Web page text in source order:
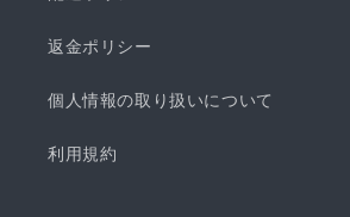
返金ポリシー
個人情報の取り扱いについて
利用規約